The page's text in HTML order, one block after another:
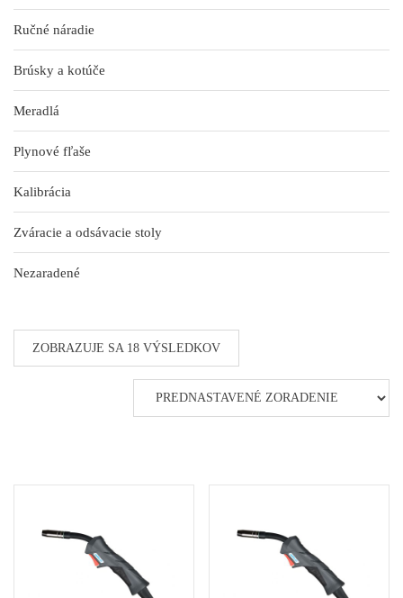
Ručné náradie
Brúsky a kotúče
Meradlá
Plynové fľaše
Kalibrácia
Zváracie a odsávacie stoly
Nezaradené
ZOBRAZUJE SA 18 VÝSLEDKOV